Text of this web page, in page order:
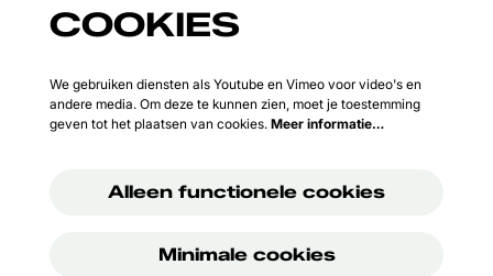
COOKIES
We gebruiken diensten als Youtube en Vimeo voor video's en
andere media. Om deze te kunnen zien, moet je toestemming
geven tot het plaatsen van cookies. Meer informatie…
Alleen functionele cookies
Minimale cookies